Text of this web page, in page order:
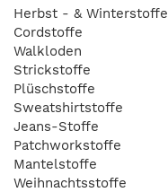
Herbst - & Winterstoffe
Cordstoffe
Walkloden
Strickstoffe
Plüschstoffe
Sweatshirtstoffe
Jeans-Stoffe
Patchworkstoffe
Mantelstoffe
Weihnachtsstoffe